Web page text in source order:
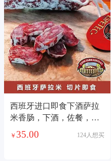
西班牙进口即食下酒萨拉
米香肠，下酒，佐餐，零
食都可以，由于是空运进
口，价格随季节有变化
￥ 35.00 124人想买